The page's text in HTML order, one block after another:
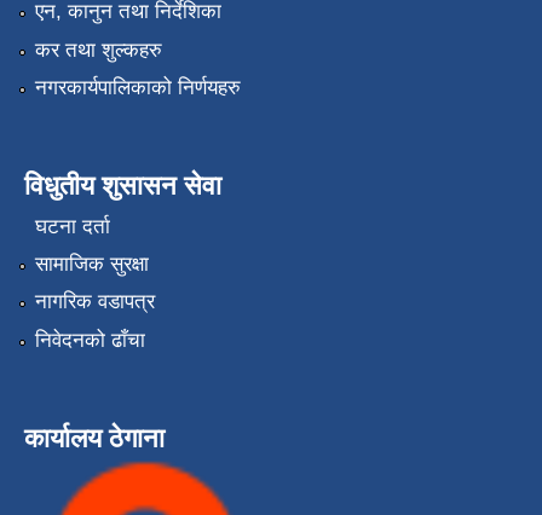
एन, कानुन तथा निर्देशिका
कर तथा शुल्कहरु
नगरकार्यपालिकाको निर्णयहरु
विधुतीय शुसासन सेवा
घटना दर्ता
सामाजिक सुरक्षा
नागरिक वडापत्र
निवेदनको ढाँचा
कार्यालय ठेगाना